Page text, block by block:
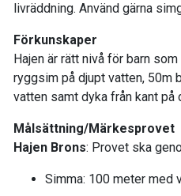
livräddning. Använd gärna
Förkunskaper
Hajen är rätt nivå för barn
ryggsim på djupt vatten,
vatten samt dyka från kant på
Målsättning/Märkesprovet
Hajen Brons: Provet ska
Simma: 100 meter med